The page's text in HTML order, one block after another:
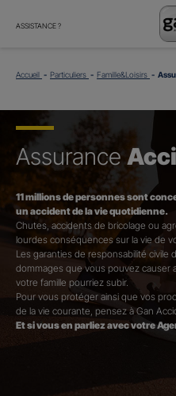
ASSISTANCE ?
Accueil Particuliers Famille&Loisirs
Assurance
11 millions de personnes sont
un accident de la vie quotidienne.
Chutes, accidents de bricolage ou
lourdes conséquences sur la vie de
Les garanties de responsabilité
dommages que vous pouvez causer
votre famille pourriez subir.
Pour vous protéger ainsi que vos
de la vie courante, pensez à Gan
Et si vous en parliez avec votre